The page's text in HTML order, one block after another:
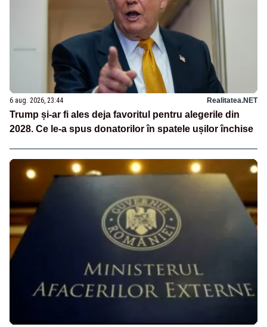
6 aug. 2026, 23:44 Realitatea.NET
Trump și-ar fi ales deja favoritul pentru alegerile din
2028. Ce le-a spus donatorilor în spatele ușilor închise